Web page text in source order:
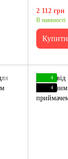
2 112 грн
В наявності
Купити
4
4